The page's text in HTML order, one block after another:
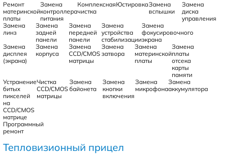
Ремонт
материнской
платы
Замена
контроллера
питания
Комплексная
чистка
ЮстировкаЗамена
вспышки
Замена
диска
управления
Замена
линз
Замена
задней
панели
Замена
передней
панели
Замена
устройства
стабилизации
Замена
фокусировочного
экрана
Замена
дисплея
(экрана)
Замена
корпуса
Замена
CCD/CMOS
матрицы
Замена
затвора
Замена
материнской
платы
Замена
платы
отсека
карты
памяти
Устранение
битых
пикселей
на
CCD/CMOS
матрице
Чистка
CCD/CMOS
матрицы
Замена
байонета
Замена
кнопки
включения
Замена
микрофона
Замена
аккумулятора
Программный
ремонт
Тепловизионный прицел